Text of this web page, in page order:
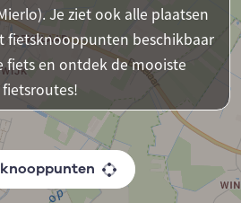
Je ziet ook alle plaatsen
fietsknooppunten beschikbaar
fiets en ontdek de mooiste
fietsroutes!